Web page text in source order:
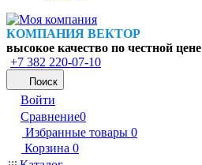
КОМПАНИЯ ВЕКТОР
высокое качество по честной цене
+7 382 220-07-10
Поиск
Войти
Сравнение0
Избранные товары 0
Корзина 0